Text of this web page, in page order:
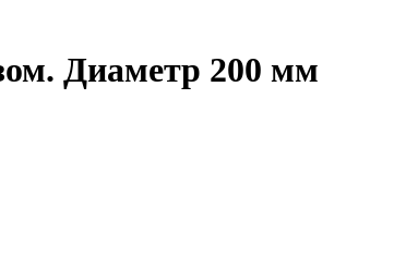
Диаметр 200 мм